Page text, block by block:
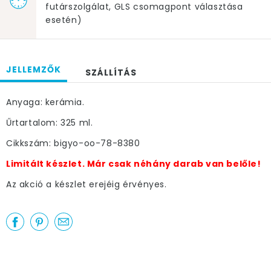
futárszolgálat, GLS csomagpont választása
esetén)
JELLEMZŐK SZÁLLÍTÁS
Anyaga: kerámia.
Űrtartalom: 325 ml.
Cikkszám: bigyo-oo-78-8380
Limitált készlet. Már csak néhány darab van belőle!
Az akció a készlet erejéig érvényes.